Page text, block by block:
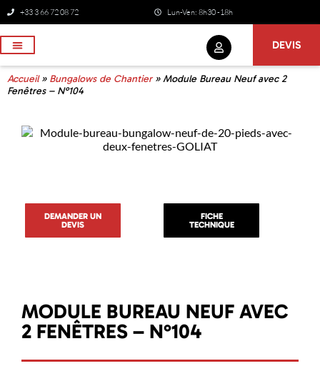
+33 3 66 72 08 72 Lun-Ven: 8h30 -18h
DEVIS
Accueil» Bungalows de Chantier»Module Bureau Neuf avec 2
Fenêtres – N°104
DEMANDER UN
DEVIS
FICHE
TECHNIQUE
MODULE BUREAU NEUF AVEC
2 FENÊTRES – N°104